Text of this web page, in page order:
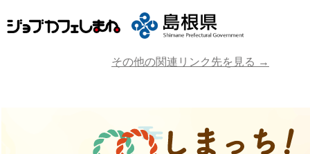
その他の関連リンク先を見る →